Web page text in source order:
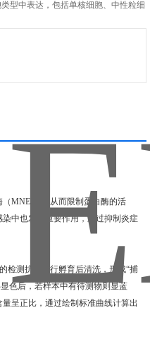
型中表达，包括单核细胞、中性粒细
MNEI），从而限制蛋白酶的活
中也发挥重要作用，通过抑制炎症
检测抗体进行孵育后清洗，形成“捕
色后，若样本中有待测物则显蓝
呈正比，通过绘制标准曲线计算出